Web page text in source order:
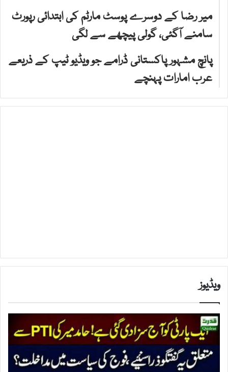
میر رضا کے دوسرے پوسٹ مارٹم کی ابتدائی رپورٹ
سامنے آگئی، گولی پیچھے سے لگی
پانچ مشہور پاکستانی ڈرامے جو ویڈیو ٹیپ کے ذریعے
عرب امارات پہنچے
ویڈیوز